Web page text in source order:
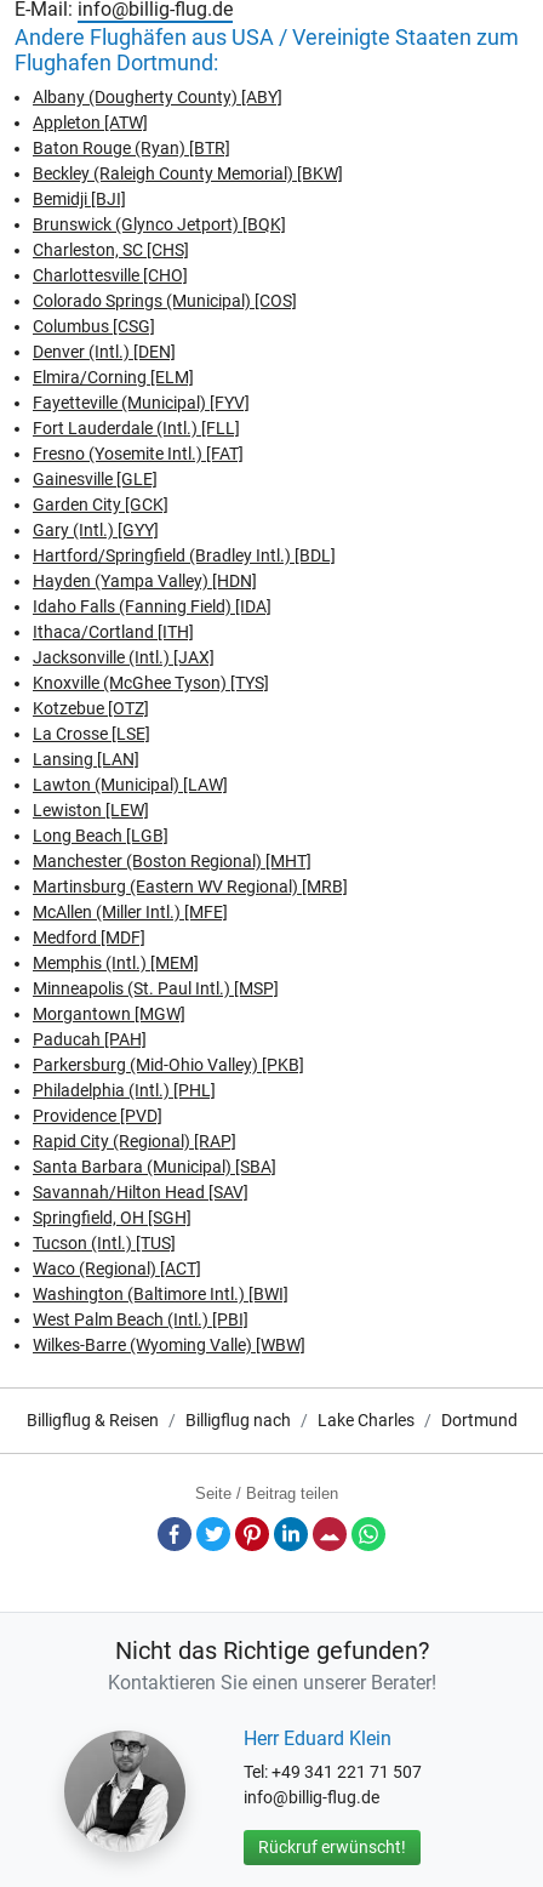
E-Mail: info@billig-flug.de
Andere Flughäfen aus USA / Vereinigte Staaten zum
Flughafen Dortmund:
Albany (Dougherty County) [ABY]
Appleton [ATW]
Baton Rouge (Ryan) [BTR]
Beckley (Raleigh County Memorial) [BKW]
Bemidji [BJI]
Brunswick (Glynco Jetport) [BQK]
Charleston, SC [CHS]
Charlottesville [CHO]
Colorado Springs (Municipal) [COS]
Columbus [CSG]
Denver (Intl.) [DEN]
Elmira/Corning [ELM]
Fayetteville (Municipal) [FYV]
Fort Lauderdale (Intl.) [FLL]
Fresno (Yosemite Intl.) [FAT]
Gainesville [GLE]
Garden City [GCK]
Gary (Intl.) [GYY]
Hartford/Springfield (Bradley Intl.) [BDL]
Hayden (Yampa Valley) [HDN]
Idaho Falls (Fanning Field) [IDA]
Ithaca/Cortland [ITH]
Jacksonville (Intl.) [JAX]
Knoxville (McGhee Tyson) [TYS]
Kotzebue [OTZ]
La Crosse [LSE]
Lansing [LAN]
Lawton (Municipal) [LAW]
Lewiston [LEW]
Long Beach [LGB]
Manchester (Boston Regional) [MHT]
Martinsburg (Eastern WV Regional) [MRB]
McAllen (Miller Intl.) [MFE]
Medford [MDF]
Memphis (Intl.) [MEM]
Minneapolis (St. Paul Intl.) [MSP]
Morgantown [MGW]
Paducah [PAH]
Parkersburg (Mid-Ohio Valley) [PKB]
Philadelphia (Intl.) [PHL]
Providence [PVD]
Rapid City (Regional) [RAP]
Santa Barbara (Municipal) [SBA]
Savannah/Hilton Head [SAV]
Springfield, OH [SGH]
Tucson (Intl.) [TUS]
Waco (Regional) [ACT]
Washington (Baltimore Intl.) [BWI]
West Palm Beach (Intl.) [PBI]
Wilkes-Barre (Wyoming Valle) [WBW]
Billigflug & Reisen Billigflug nach Lake Charles Dortmund
Seite / Beitrag teilen
Facebook
TwitterPinterestLinkedInE-Mail
Nicht das Richtige gefunden?
Kontaktieren Sie einen unserer Berater!
Herr Eduard Klein
Tel: +49 341 221 71 507
info@billig-flug.de
Rückruf erwünscht!